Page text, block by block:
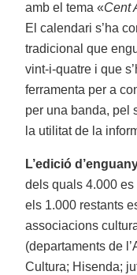
amb el tema «Cent
El calendari s’ha
tradicional que
vint-i-quatre i que
ferramenta per a
per una banda, pel
la utilitat de la
L’edició
dels quals 4.000 es
els 1.000 restants
associacions
(departaments de
Cultura; Hisenda;